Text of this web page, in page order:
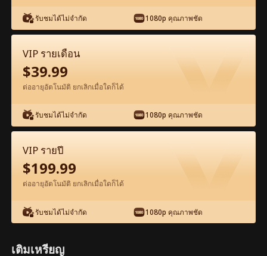
ดูฟรีในแอป
ตอน21-ภาพยนตร์ หนุ่มของฉันที่เป็นนายพล
เต็มเรื่อง ภาพยนตร์เต็มเรื่อง
1-50 51-93
21 22 24
รับชมได้ไม่จำกัด 1080p คุณภาพชัด
VIP รายเดือน
$39.99
ต่ออายุอัตโนมัติ ยกเลิกเมื่อใดก็ได้
รับชมได้ไม่จำกัด 1080p คุณภาพชัด
VIP รายปี
$199.99
ต่ออายุอัตโนมัติ ยกเลิกเมื่อใดก็ได้
รับชมได้ไม่จำกัด 1080p คุณภาพชัด
เติมเหรียญ